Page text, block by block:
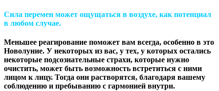
Сила перемен может ощущаться в воздухе, как потенциал
в любом случае.
Меньшее реагирование поможет вам всегда, особенно в это
Новолуние. У некоторых из вас, у тех, у которых остались
некоторые подсознательные страхи, которые нужно
очистить, может быть возможность встретиться с ними
лицом к лицу. Тогда они растворятся, благодаря вашему
соблюдению и пребыванию с гармонией внутри.